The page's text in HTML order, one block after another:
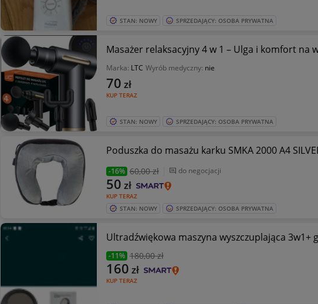
STAN: NOWY SPRZEDAJĄCY: OSOBA PRYWATNA
Masażer relaksacyjny 4 w 1 – Ulga i komfort na
Marka: LTC Wyrób medyczny: nie
KUP TERAZ
70 zł
STAN: NOWY SPRZEDAJĄCY: OSOBA PRYWATNA
Poduszka do masażu karku SMKA 2000 A4
-16% 60,00 zł do negocjacji
KUP TERAZ
50 zł
STAN: NOWY SPRZEDAJĄCY: OSOBA PRYWATNA
Ultradźwiękowa maszyna wyszczuplająca 3w1+
-11% 180,00 zł
KUP TERAZ
160 zł